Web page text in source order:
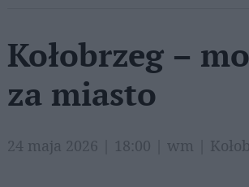
Kołobrzeg –
za miasto
24 maja 2026 | 18:00 | wm |